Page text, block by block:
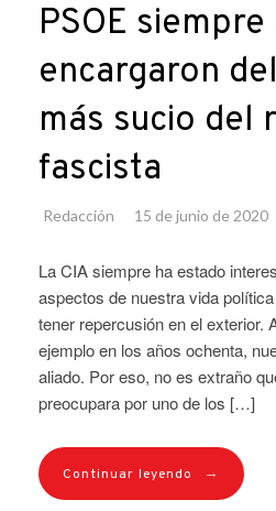
PSOE siempre
encargaron
más sucio del
fascista
Redacción 15 de junio de 2020
La CIA siempre ha estado
aspectos de nuestra vida
tener repercusión en el exterior.
ejemplo en los años ochenta,
aliado. Por eso, no es extraño
preocupara por uno de los […]
Continuar leyendo →